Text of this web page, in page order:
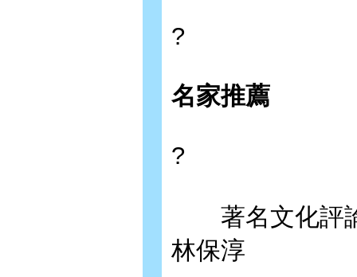
?
名家推薦
?
著名文化評
林保淳